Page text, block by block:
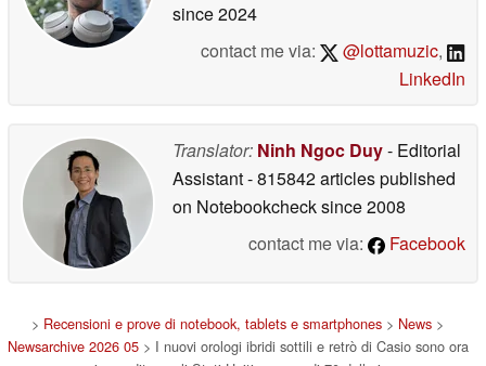
since 2024
contact me via:
@lottamuzic,
LinkedIn
Translator: Ninh Ngoc Duy- Editorial
Assistant- 815842 articles published
on Notebookchecksince 2008
contact me via:
Facebook
> Recensioni e prove di notebook, tablets e smartphones > News >
Newsarchive 2026 05> I nuovi orologi ibridi sottili e retrò di Casio sono ora